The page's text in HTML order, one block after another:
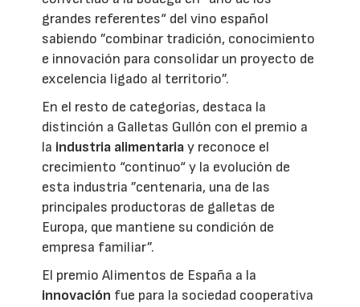
grandes referentes“ del vino español
sabiendo ”combinar tradición, conocimiento
e innovación para consolidar un proyecto de
excelencia ligado al territorio”.
En el resto de categorías, destaca la
distinción a Galletas Gullón con el premio a
la industria alimentariay reconoce el
crecimiento “continuo“ y la evolución de
esta industria ”centenaria, una de las
principales productoras de galletas de
Europa, que mantiene su condición de
empresa familiar”.
El premio Alimentos de España a la
innovación fue para la sociedad cooperativa